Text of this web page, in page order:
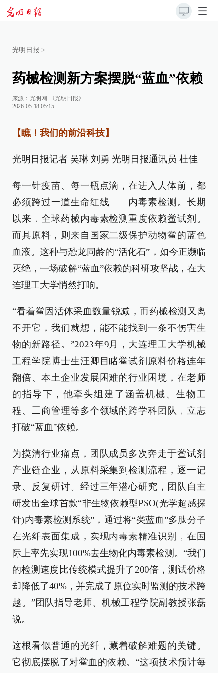
光明日报 >
药械检测新方案摆脱“蓝血”依赖
来源： 光明网-《光明日报》
2026-05-18 05:15
【瞧！我们的前沿科技】
光明日报记者 吴琳 刘勇 光明日报通讯员 杜佳
每一针疫苗、每一瓶点滴，在进入人体前，都
必须跨过一道生命红线——内毒素检测。长期
以来，全球药械内毒素检测重度依赖鲎试剂。
而其原料，则来自国家二级保护动物鲎的蓝色
血液。这种与恐龙同龄的“活化石”，如今正濒临
灭绝，一场破解“蓝血”依赖的科研攻坚战，在大
连理工大学悄然打响。
“看着鲎因活体采血数量锐减，而药械检测又离
不开它，我们就想，能不能找到一条不伤害生
物的新路径。”2023年9月，大连理工大学机械
工程学院博士生汪卿目睹鲎试剂原料价格连年
翻倍、本土企业发展困难的行业困境，在老师
的指导下，他牵头组建了涵盖机械、生物工
程、工商管理等多个领域的跨学科团队，立志
打破“蓝血”依赖。
为摸清行业痛点，团队成员多次奔走于鲎试剂
产业链企业，从原料采集到检测流程，逐一记
录、反复研讨。经过三年潜心研究，团队自主
研发出全球首款“非生物依赖型PSO(光学超感探
针)内毒素检测系统”，通过将“类蓝血”多肽分子
在光纤表面集成，实现内毒素精准识别，在国
际上率先实现100%去生物化内毒素检测。“我们
的检测速度比传统模式提升了200倍，测试价格
却降低了40%，并完成了原位实时监测的技术跨
越。”团队指导老师、机械工程学院副教授张磊
说。
这根看似普通的光纤，藏着破解难题的关键。
它彻底摆脱了对鲎血的依赖。“这项技术预计每